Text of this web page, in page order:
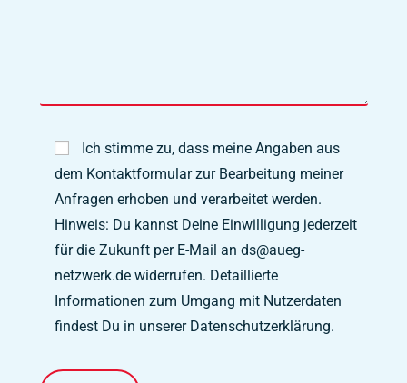
Ich stimme zu, dass meine Angaben aus
dem Kontaktformular zur Bearbeitung meiner
Anfragen erhoben und verarbeitet werden.
Hinweis: Du kannst Deine Einwilligung jederzeit
für die Zukunft per E-Mail an ds@aueg-
netzwerk.de widerrufen. Detaillierte
Informationen zum Umgang mit Nutzerdaten
findest Du in unserer Datenschutzerklärung.